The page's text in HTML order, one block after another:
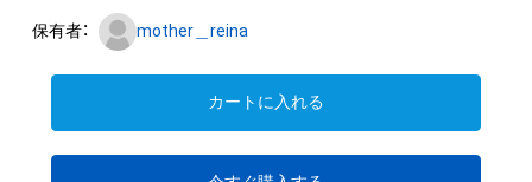
保有者： mother＿reina
カートに入れる